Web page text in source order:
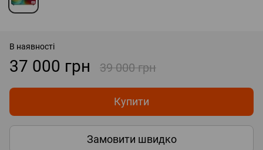
В наявності
37 000 грн 39 000 грн
Купити
Замовити швидко